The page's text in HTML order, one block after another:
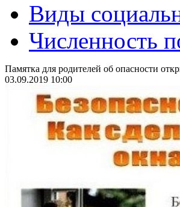
Виды
Численность
Памятка для родителей об опасности
03.09.2019 10:00